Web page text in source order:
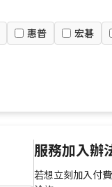
惠普 宏碁
服務加入辦
若想立刻加入付